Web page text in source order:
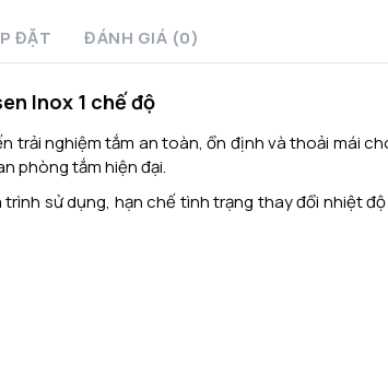
ĐẶT ĐÁNH GIÁ (0)
Inox 1 chế độ
trải nghiệm tắm an toàn, ổn định và thoải mái
phòng tắm hiện đại.
sử dụng, hạn chế tình trạng thay đổi nhiệt